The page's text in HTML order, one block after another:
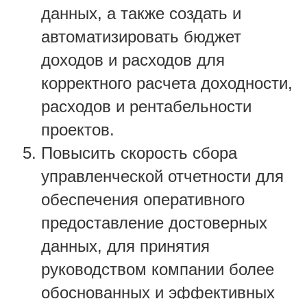
данных, а также создать и
автоматизировать бюджет
доходов и расходов для
корректного расчета доходности,
расходов и рентабельности
проектов.
Повысить скорость сбора
управленческой отчетности для
обеспечения оперативного
предоставление достоверных
данных, для принятия
руководством компании более
обоснованных и эффективных